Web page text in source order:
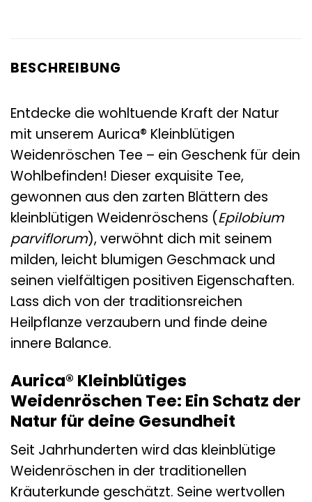
BESCHREIBUNG
Entdecke die wohltuende Kraft der Natur
mit unserem Aurica® Kleinblütigen
Weidenröschen Tee – ein Geschenk für dein
Wohlbefinden! Dieser exquisite Tee,
gewonnen aus den zarten Blättern des
kleinblütigen Weidenröschens (Epilobium
parviflorum), verwöhnt dich mit seinem
milden, leicht blumigen Geschmack und
seinen vielfältigen positiven Eigenschaften.
Lass dich von der traditionsreichen
Heilpflanze verzaubern und finde deine
innere Balance.
Aurica® Kleinblütiges
Weidenröschen Tee: Ein Schatz der
Natur für deine Gesundheit
Seit Jahrhunderten wird das kleinblütige
Weidenröschen in der traditionellen
Kräuterkunde geschätzt. Seine wertvollen